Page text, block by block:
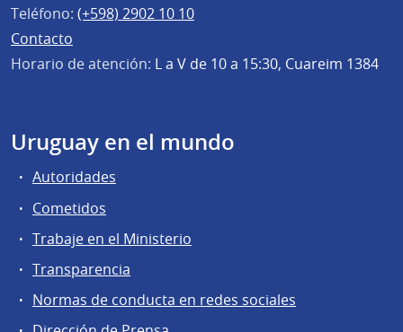
Teléfono: (+598) 2902 10 10
Contacto
Horario de atención: L a V de 10 a 15:30, Cuareim 1384
Uruguay en el mundo
Autoridades
Cometidos
Trabaje en el Ministerio
Transparencia
Normas de conducta en redes sociales